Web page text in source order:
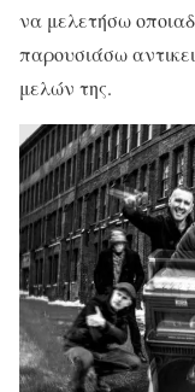
να μελετήσω
παρουσιάσω
μελών της.